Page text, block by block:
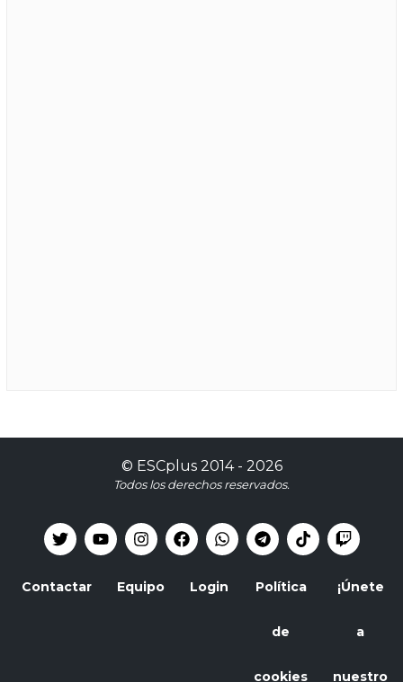
© ESCplus2014 - 2026
Todos los derechos reservados.
Contactar Equipo Login Política
de
cookies
¡Únete
a
nuestro